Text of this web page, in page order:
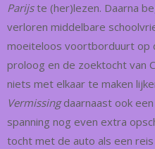
Parijste (her)lezen. Daarna
verloren middelbare
moeiteloos voortborduurt op
proloog en de zoektocht van
niets met elkaar te maken
Vermissingdaarnaast ook
spanning nog even extra
tocht met de auto als een